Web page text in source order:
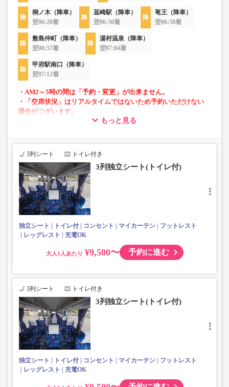
桐ノ木（降車）
翌06:20着
韮崎駅（降車）
翌06:30着
竜王（降車）
翌06:50着
敷島仲町（降車）
翌06:57着
湯村温泉（降車）
翌07:04着
甲府駅南口（降車）
翌07:12着
・AM2～5時の間は「予約・変更」が出来ません。
・「空席状況」はリアルタイムではないため予約いただけない
場合がございます。
・車両は予告なく変更となる場合がございます。これに伴い、
じめご了承ください。
もっと見る
3列シート トイレ付き
3列独立シート(トイレ付)
独立シート トイレ付 コンセント マイカーテン
フットレスト
レッグレスト
充電OK
大人 ¥9,500〜 予約に進む
3列シート トイレ付き
3列独立シート(トイレ付)
独立シート トイレ付 コンセント マイカーテン
フットレスト
レッグレスト
充電OK